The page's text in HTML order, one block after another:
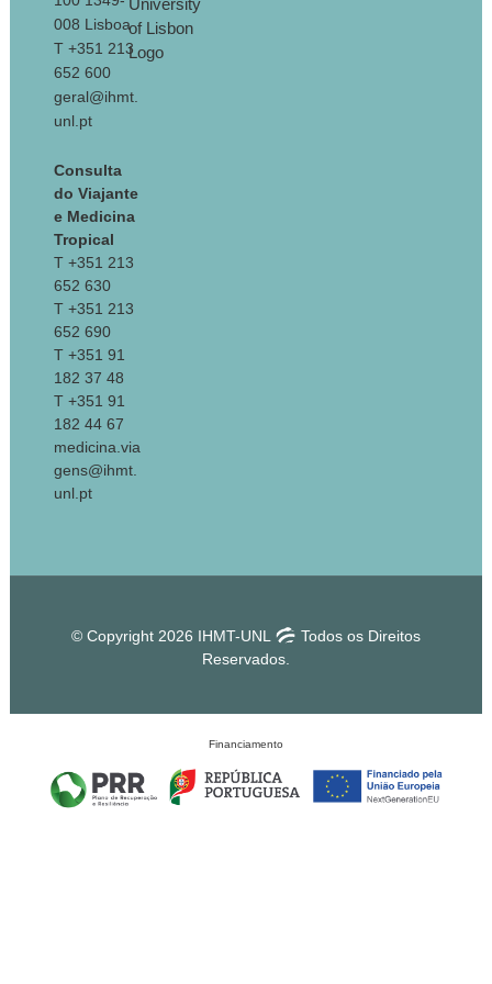
008 Lisboa
T +351 213
652 600
geral@ihmt.
unl.pt
Consulta
do Viajante
e Medicina
Tropical
T +351 213
652 630
T +351 213
652 690
T +351 91
182 37 48
T +351 91
182 44 67
medicina.via
gens@ihmt.
unl.pt
© Copyright 2026 IHMT-UNL
Todos os Direitos
Reservados.
Financiamento